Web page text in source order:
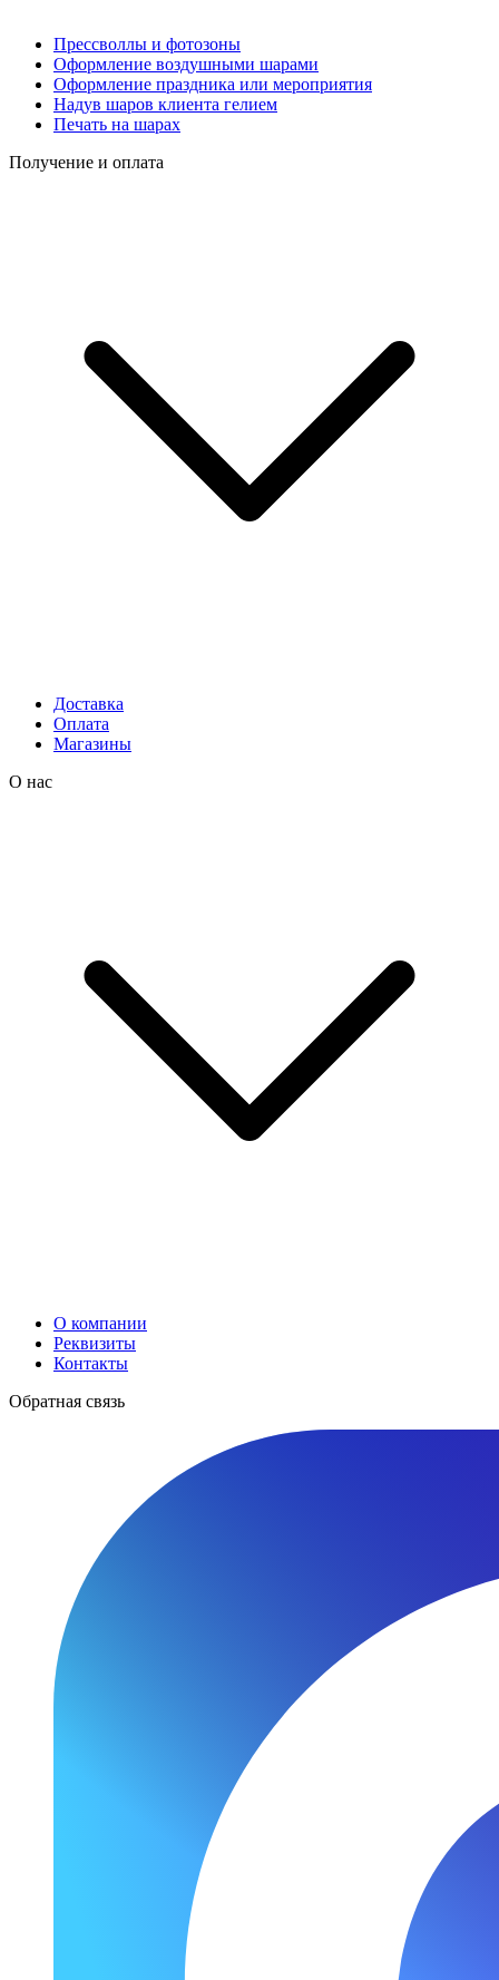
Прессволлы и фотозоны
Оформление воздушными шарами
Оформление праздника или мероприятия
Надув шаров клиента гелием
Печать на шарах
Получение и оплата
Доставка
Оплата
Магазины
О нас
О компании
Реквизиты
Контакты
Обратная связь